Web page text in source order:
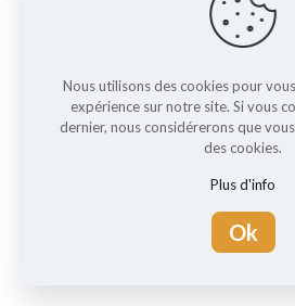
Nos actus
Nous utilisons des cookies pour
expérience sur notre site. Si vous
dernier, nous considérerons que
des cookies.
Plus d'info
Ok